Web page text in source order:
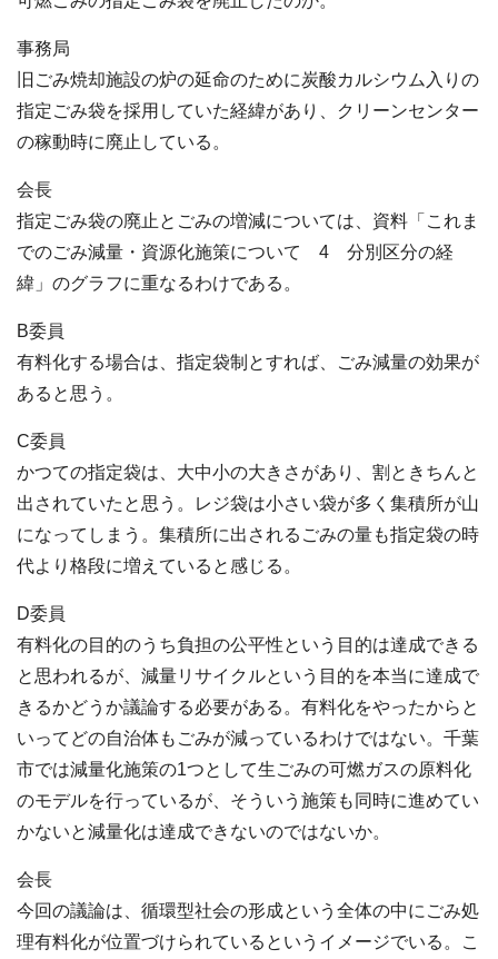
事務局
旧ごみ焼却施設の炉の延命のために炭酸カルシウム入りの
指定ごみ袋を採用していた経緯があり、クリーンセンター
の稼動時に廃止している。
会長
指定ごみ袋の廃止とごみの増減については、資料「これま
でのごみ減量・資源化施策について 4 分別区分の経
緯」のグラフに重なるわけである。
B委員
有料化する場合は、指定袋制とすれば、ごみ減量の効果が
あると思う。
C委員
かつての指定袋は、大中小の大きさがあり、割ときちんと
出されていたと思う。レジ袋は小さい袋が多く集積所が山
になってしまう。集積所に出されるごみの量も指定袋の時
代より格段に増えていると感じる。
D委員
有料化の目的のうち負担の公平性という目的は達成できる
と思われるが、減量リサイクルという目的を本当に達成で
きるかどうか議論する必要がある。有料化をやったからと
いってどの自治体もごみが減っているわけではない。千葉
市では減量化施策の1つとして生ごみの可燃ガスの原料化
のモデルを行っているが、そういう施策も同時に進めてい
かないと減量化は達成できないのではないか。
会長
今回の議論は、循環型社会の形成という全体の中にごみ処
理有料化が位置づけられているというイメージでいる。こ